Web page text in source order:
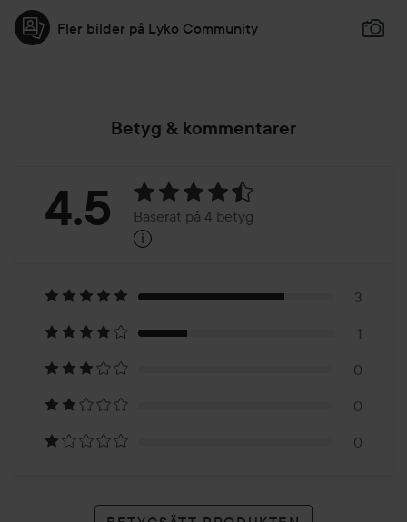
Fler bilder på Lyko Community
Betyg & kommentarer
Betyg:
Baserat
på
4
betyg
4.5 Baserat på 4 betyg
i
3
1
0
0
0